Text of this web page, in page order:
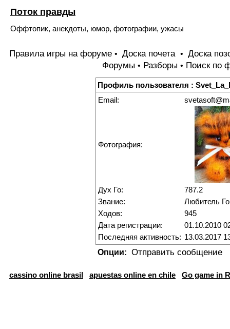
Поток правды
Оффтопик, анекдоты, юмор, фотографии, ужасы
Правила игры на форуме • Доска почета • Доска
Форумы • Разборы • Поиск по
Профиль пользователя :
Email:
Фотография:
Дух Го:
787.2
Звание:
Любитель Го
Ходов:
945
Дата регистрации:
01.10.2010
Последняя активность: 13.03.2017
Опции: Отправить сообщение
cassino online brasil apuestas online en chile Go game in